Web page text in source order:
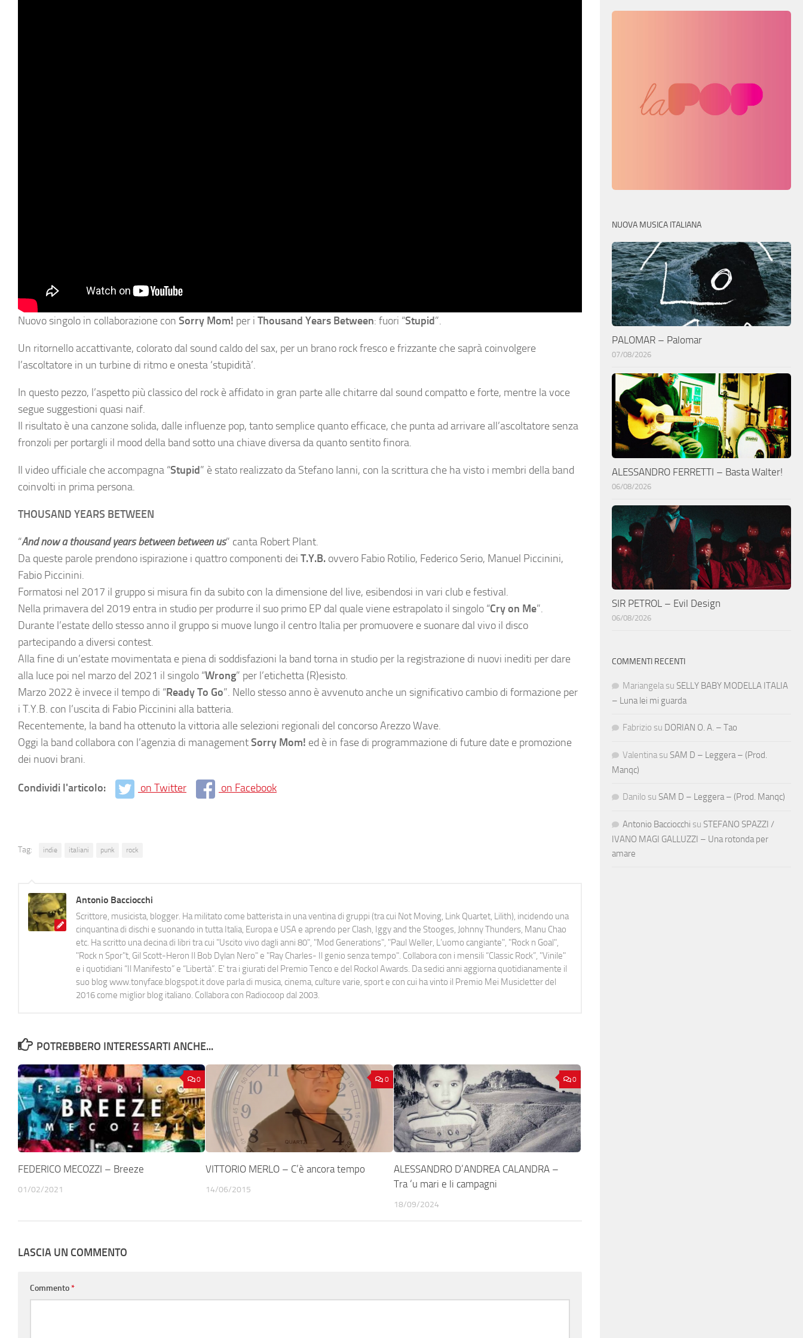
Nuovo singolo in collaborazione con Sorry Mom! per i Thousand Years Between: fuori “Stupid”.
Un ritornello accattivante, colorato dal sound caldo del sax, per un brano rock fresco e frizzante che saprà coinvolgere
l’ascoltatore in un turbine di ritmo e onesta ‘stupidità’.
In questo pezzo, l’aspetto più classico del rock è affidato in gran parte alle chitarre dal sound compatto e forte, mentre la voce
segue suggestioni quasi naif.
Il risultato è una canzone solida, dalle influenze pop, tanto semplice quanto efficace, che punta ad arrivare all’ascoltatore senza
fronzoli per portargli il mood della band sotto una chiave diversa da quanto sentito finora.
Il video ufficiale che accompagna “Stupid” è stato realizzato da Stefano Ianni, con la scrittura che ha visto i membri della band
coinvolti in prima persona.
THOUSAND YEARS BETWEEN
“And now a thousand years between between us” canta Robert Plant.
Da queste parole prendono ispirazione i quattro componenti dei T.Y.B. ovvero Fabio Rotilio, Federico Serio, Manuel Piccinini,
Fabio Piccinini.
Formatosi nel 2017 il gruppo si misura fin da subito con la dimensione del live, esibendosi in vari club e festival.
Nella primavera del 2019 entra in studio per produrre il suo primo EP dal quale viene estrapolato il singolo “Cry on Me”.
Durante l’estate dello stesso anno il gruppo si muove lungo il centro Italia per promuovere e suonare dal vivo il disco
partecipando a diversi contest.
Alla fine di un’estate movimentata e piena di soddisfazioni la band torna in studio per la registrazione di nuovi inediti per dare
alla luce poi nel marzo del 2021 il singolo “Wrong” per l’etichetta (R)esisto.
Marzo 2022 è invece il tempo di “Ready To Go”. Nello stesso anno è avvenuto anche un significativo cambio di formazione per
i T.Y.B. con l’uscita di Fabio Piccinini alla batteria.
Recentemente, la band ha ottenuto la vittoria alle selezioni regionali del concorso Arezzo Wave.
Oggi la band collabora con l’agenzia di managementSorry Mom! ed è in fase di programmazione di future date e promozione
dei nuovi brani.
Condividi l'articolo: on Twitter on Facebook
Tag: indie italiani punk rock
Antonio Bacciocchi
Scrittore, musicista, blogger. Ha militato come batterista in una ventina di gruppi (tra cui Not Moving, Link Quartet, Lilith), incidendo una
cinquantina di dischi e suonando in tutta Italia, Europa e USA e aprendo per Clash, Iggy and the Stooges, Johnny Thunders, Manu Chao
etc. Ha scritto una decina di libri tra cui "Uscito vivo dagli anni 80", "Mod Generations", "Paul Weller, L’uomo cangiante", "Rock n Goal",
"Rock n Spor"t, Gil Scott-Heron Il Bob Dylan Nero" e "Ray Charles- Il genio senza tempo". Collabora con i mensili “Classic Rock”, "Vinile"
e i quotidiani “Il Manifesto” e “Libertà”. E' tra i giurati del Premio Tenco e del Rockol Awards. Da sedici anni aggiorna quotidianamente il
suo blog www.tonyface.blogspot.it dove parla di musica, cinema, culture varie, sport e con cui ha vinto il Premio Mei Musicletter del
2016 come miglior blog italiano. Collabora con Radiocoop dal 2003.
POTREBBERO INTERESSARTI ANCHE...
0
FEDERICO MECOZZI – Breeze
01/02/2021
0
VITTORIO MERLO – C’è ancora tempo
14/06/2015
0
ALESSANDRO D’ANDREA CALANDRA –
Tra ‘u mari e li campagni
18/09/2024
LASCIA UN COMMENTO
Commento*
NUOVA MUSICA ITALIANA
PALOMAR – Palomar
07/08/2026
ALESSANDRO FERRETTI – Basta Walter!
06/08/2026
SIR PETROL – Evil Design
06/08/2026
COMMENTI RECENTI
Mariangela su SELLY BABY MODELLA ITALIA
– Luna lei mi guarda
Fabrizio su DORIAN O. A. – Tao
Valentina su SAM D – Leggera – (Prod.
Manqc)
Danilo su SAM D – Leggera – (Prod. Manqc)
Antonio Bacciocchi su STEFANO SPAZZI /
IVANO MAGI GALLUZZI – Una rotonda per
amare